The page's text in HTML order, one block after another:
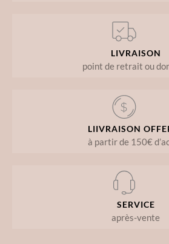
LIVRAISON
point de retrait ou
LIIVRAISON
à partir de 150€
SERVICE
après-vente